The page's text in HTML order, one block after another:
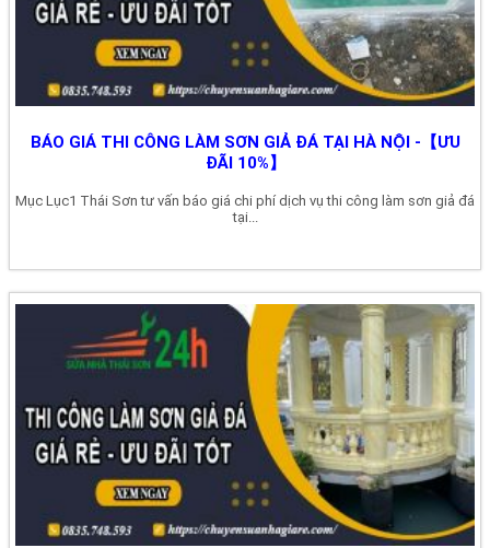
BÁO GIÁ THI CÔNG LÀM SƠN GIẢ ĐÁ TẠI HÀ NỘI -【ƯU
ĐÃI 10%】
Mục Lục1 Thái Sơn tư vấn báo giá chi phí dịch vụ thi công làm sơn giả đá
tại...